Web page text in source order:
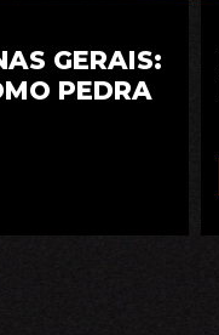
GERAIS:
PEDRA